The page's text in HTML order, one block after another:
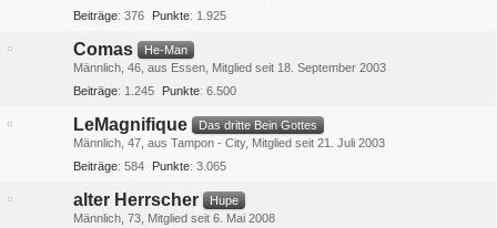
Beiträge 376 Punkte 1.925
Comas
He-Man
Männlich 46 aus Essen Mitglied seit 18. September 2003
Beiträge 1.245 Punkte 6.500
LeMagnifique
Das dritte Bein Gottes
Männlich 47 aus Tampon - City Mitglied seit 21. Juli 2003
Beiträge 584 Punkte 3.065
alter Herrscher
Hupe
Männlich 73 Mitglied seit 6. Mai 2008